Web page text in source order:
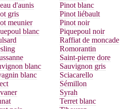
d'aunis
Pinot blanc
gris
Pinot liébault
meunier
Pinot noir
blanc
Piquepoul noir
Raffiat de moncade
Romorantin
Saint-pierre dore
blanc
Sauvignon gris
blanc
Sciacarello
Sémillon
Syrah
Terret blanc